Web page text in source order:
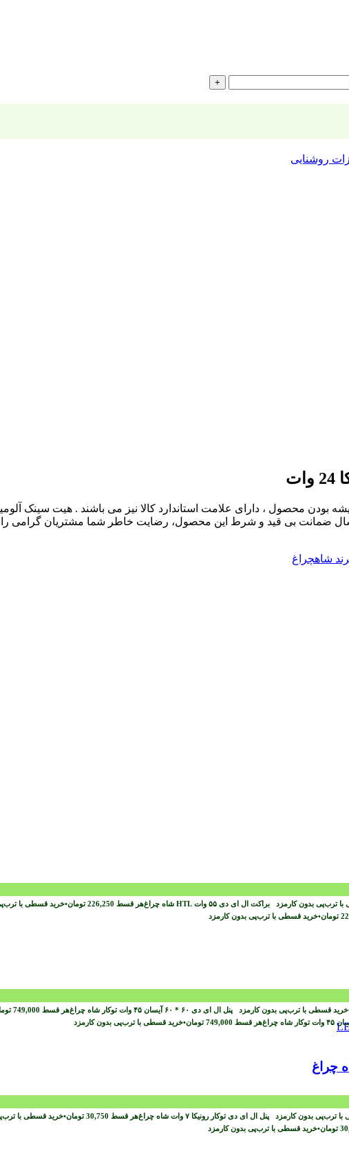
روشنایی
بودن محصول ، دارای علامت استاندارد کالا نیز می باشند . هیت سینک
ضمانت بی قید و شرط این محصول، رضایت خاطر شما مشتریان گرامی را در
شاهچراغ
ترب‌پی بدون کارمزد هر قسط 226,250 تومان•خرید قسطی با
تومان•خرید قسطی با ترب‌پی بدون کارمزد
خرید قسطی با ترب‌پی بدون کارمزد هر قسط 749,000
هر قسط 749,000 تومان•خرید قسطی با ترب‌پی بدون کارمزد
ترب‌پی بدون کارمزد هر قسط 30,750 تومان•خرید قسطی با
تومان•خرید قسطی با ترب‌پی بدون کارمزد